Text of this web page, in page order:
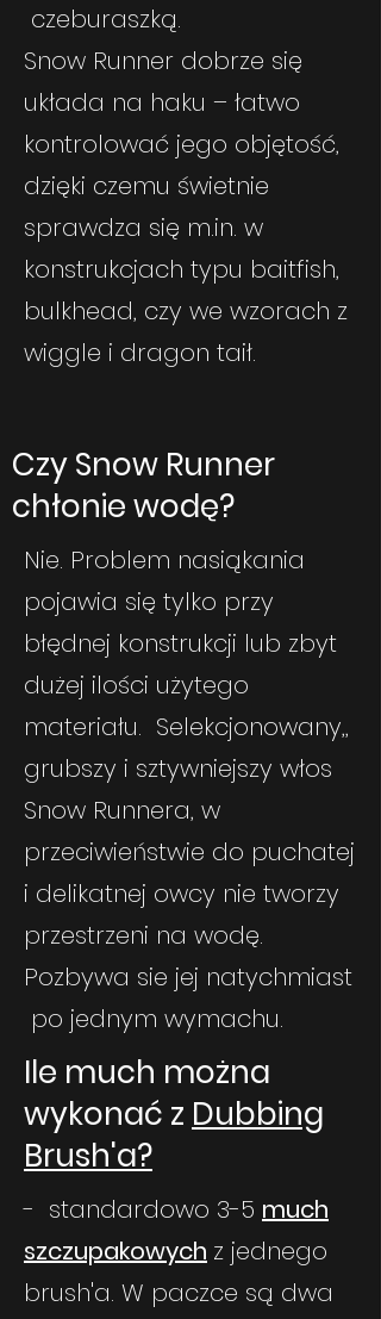
czeburaszką.
Snow Runner dobrze się
układa na haku – łatwo
kontrolować jego objętość,
dzięki czemu świetnie
sprawdza się m.in. w
konstrukcjach typu baitfish,
bulkhead, czy we wzorach z
wiggle i dragon taił.
Czy Snow Runner
chłonie wodę?
Nie. Problem nasiąkania
pojawia się tylko przy
błędnej konstrukcji lub zbyt
dużej ilości użytego
materiału. Selekcjonowany,,
grubszy i sztywniejszy włos
Snow Runnera, w
przeciwieństwie do puchatej
i delikatnej owcy nie tworzy
przestrzeni na wodę.
Pozbywa sie jej natychmiast
po jednym wymachu.
Ile much można
wykonać z Dubbing
Brush'a?
- standardowo 3-5 much
szczupakowych z jednego
brush'a. W paczce są dwa